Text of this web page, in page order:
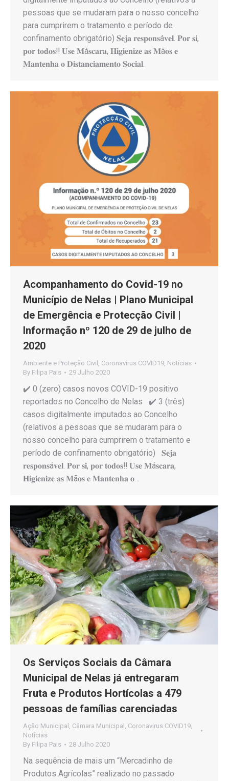
pessoas que se mudaram para o nosso concelho
para cumprirem o tratamento e período de
confinamento obrigatório) 𝐒𝐞𝐣𝐚 𝐫𝐞𝐬𝐩𝐨𝐧𝐬á𝐯𝐞𝐥. 𝐏𝐨𝐫 𝐬𝐢,
𝐩𝐨𝐫 𝐭𝐨𝐝𝐨𝐬‼️ 𝐔𝐬𝐞 𝐌á𝐬𝐜𝐚𝐫𝐚, 𝐇𝐢𝐠𝐢𝐞𝐧𝐢𝐳𝐞 𝐚𝐬 𝐌ã𝐨𝐬 𝐞
𝐌𝐚𝐧𝐭𝐞𝐧𝐡𝐚 𝐨 𝐃𝐢𝐬𝐭𝐚𝐧𝐜𝐢𝐚𝐦𝐞𝐧𝐭𝐨 𝐒𝐨𝐜𝐢𝐚𝐥.
Acompanhamento do Covid-19 no
Município de Nelas | Plano Municipal
de Emergência e Protecção Civil |
Informação nº 120 de 29 de julho de
2020
Ambiente e Proteção Civil , Coronavirus COVID19, Notícias
By Filipa Pais 29 Julho 2020
✔️ 0 (zero) casos novos COVID-19 positivo
reportados no Concelho de Nelas ✔️ 3 (três)
casos digitalmente imputados ao Concelho
(relativos a pessoas que se mudaram para o
nosso concelho para cumprirem o tratamento e
período de confinamento obrigatório) 𝐒𝐞𝐣𝐚
𝐫𝐞𝐬𝐩𝐨𝐧𝐬á𝐯𝐞𝐥. 𝐏𝐨𝐫 𝐬𝐢, 𝐩𝐨𝐫 𝐭𝐨𝐝𝐨𝐬‼️ 𝐔𝐬𝐞 𝐌á𝐬𝐜𝐚𝐫𝐚,
𝐇𝐢𝐠𝐢𝐞𝐧𝐢𝐳𝐞 𝐚𝐬 𝐌ã𝐨𝐬 𝐞 𝐌𝐚𝐧𝐭𝐞𝐧𝐡𝐚 𝐨…
Os Serviços Sociais da Câmara
Municipal de Nelas já entregaram
Fruta e Produtos Hortícolas a 479
pessoas de famílias carenciadas
Ação Municipal , Câmara Municipal , Coronavirus COVID19,
Notícias
By Filipa Pais 28 Julho 2020
Na sequência de mais um “Mercadinho de
Produtos Agrícolas” realizado no passado